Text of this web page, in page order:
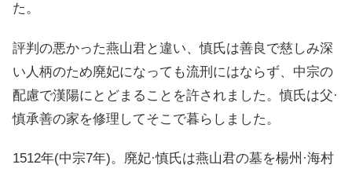
た。
評判の悪かった燕山君と違い、慎氏は善良で慈しみ深
い人柄のため廃妃になっても流刑にはならず、中宗の
配慮で漢陽にとどまることを許されました。慎氏は父·
慎承善の家を修理してそこで暮らしました。
1512年(中宗7年)。廃妃·慎氏は燕山君の墓を楊州·海村